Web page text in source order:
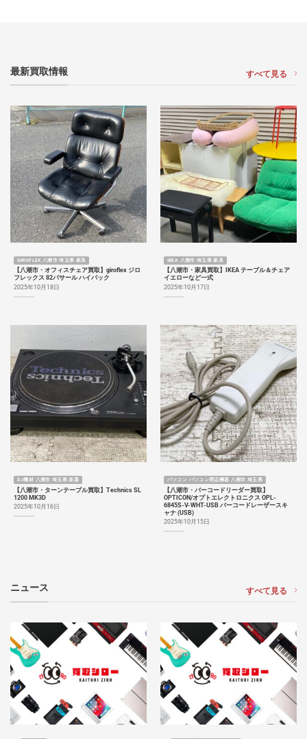
最新買取情報 すべて見る
GIROFLEX 八潮市 埼玉県 家具
【八潮市・オフィスチェア買取】giroflex ジロ
フレックス 82パサール ハイバック
2025年10月18日
IKEA 八潮市 埼玉県 家具
【八潮市・家具買取】IKEA テーブル＆チェア
イエローなど一式
2025年10月17日
DJ機材 八潮市 埼玉県 楽器
【八潮市・ターンテーブル買取】Technics SL
1200 MK3D
2025年10月16日
パソコン パソコン周辺機器 八潮市 埼玉県
【八潮市・バーコードリーダー買取】
OPTICON/オプトエレクトロニクス OPL-
6845S-V-WHT-USB バーコードレーザースキ
ャナ (USB)
2025年10月15日
ニュース すべて見る